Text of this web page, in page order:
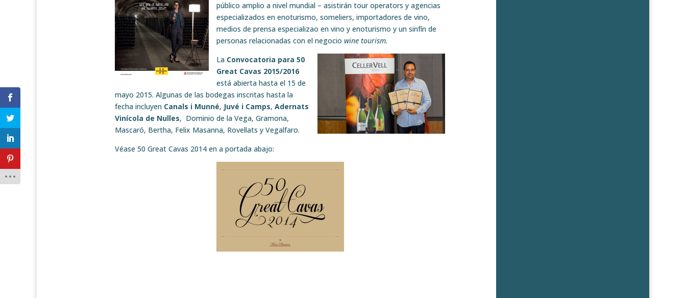
público amplio a nivel mundial – asistirán tour operators y agencias
especializados en enoturismo, someliers, importadores de vino,
medios de prensa especializao en vino y enoturismo y un sinfín de
personas relacionadas con el negocio wine tourism.
La Convocatoria para 50
Great Cavas 2015/2016
está abierta hasta el 15 de
mayo 2015. Algunas de las bodegas inscritas hasta la
fecha incluyen Canals i Munné, Juvé i Camps, Adernats
Vinícola de Nulles, Dominio de la Vega, Gramona,
Mascaró, Bertha, Felix Masanna, Rovellats y Vegalfaro.
Véase 50 Great Cavas 2014 en a portada abajo: